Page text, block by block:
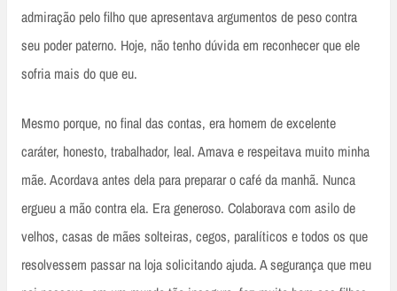
admiração pelo filho que apresentava argumentos de peso contra
seu poder paterno. Hoje, não tenho dúvida em reconhecer que ele
sofria mais do que eu.
Mesmo porque, no final das contas, era homem de excelente
caráter, honesto, trabalhador, leal. Amava e respeitava muito minha
mãe. Acordava antes dela para preparar o café da manhã. Nunca
ergueu a mão contra ela. Era generoso. Colaborava com asilo de
velhos, casas de mães solteiras, cegos, paralíticos e todos os que
resolvessem passar na loja solicitando ajuda. A segurança que meu